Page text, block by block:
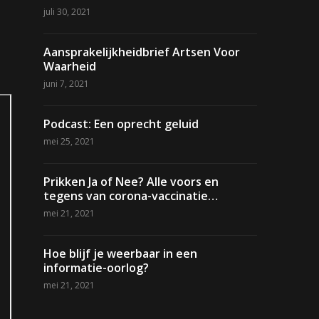
juli 30, 2021
Aansprakelijkheidbrief Artsen Voor
Waarheid
juni 7, 2021
Podcast: Een oprecht geluid
mei 25, 2021
Prikken Ja of Nee? Alle voors en
tegens van corona-vaccinatie…
mei 21, 2021
Hoe blijf je weerbaar in een
informatie-oorlog?
mei 21, 2021